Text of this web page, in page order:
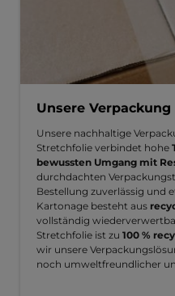
Unsere Verpackung
Unsere nachhaltige
Stretchfolie verbindet hohe
bewussten Umgang mit
durchdachten
Bestellung zuverlässig und
Kartonage besteht aus
vollständig
Stretchfolie ist zu 100 %
wir unsere
noch umweltfreundlicher